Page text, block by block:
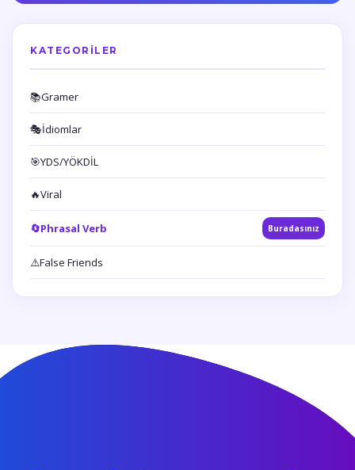
KATEGORILER
📚Gramer
🎭İdiomlar
🎯YDS/YÖKDİL
🔥Viral
🔄Phrasal Verb Buradasınız
⚠️False Friends